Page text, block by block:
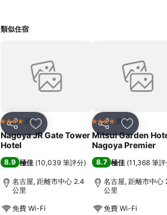
類似住宿
分享 放到收藏夾
4 星級 酒店
Nagoya JR Gate Tower
Hotel
8.9 極佳 (10,039 筆評分)
名古屋, 距離市中心 2.4
公里
免費 Wi-Fi
分享 放到收藏
4 星級 酒店
Mitsui Garden
Nagoya Premier
8.7 極佳 (11,368 筆
名古屋, 距離市中心
公里
免費 Wi-Fi